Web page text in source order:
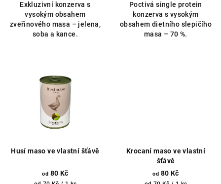
z
5
hvězdiček.
Exkluzivní konzerva s
vysokým obsahem
zveřinového masa – jelena,
soba a kance.
Poctivá single protein
konzerva s vysokým
obsahem dietního slepičího
masa – 70 %.
Husí maso ve vlastní šťávě
od 80 Kč
Krocaní maso ve vlastní
šťávě
od 80 Kč